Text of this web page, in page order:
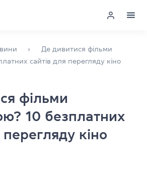
Де дивитися фільми
сайтів для перегляду кіно
фільми
10 безплатних
перегляду кіно